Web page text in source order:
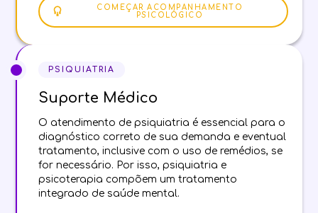
COMEÇAR ACOMPANHAMENTO
PSICOLÓGICO
PSIQUIATRIA
Suporte Médico
O atendimento de psiquiatria é essencial para o
diagnóstico correto de sua demanda e eventual
tratamento, inclusive com o uso de remédios, se
for necessário. Por isso, psiquiatria e
psicoterapia compõem um tratamento
integrado de saúde mental.